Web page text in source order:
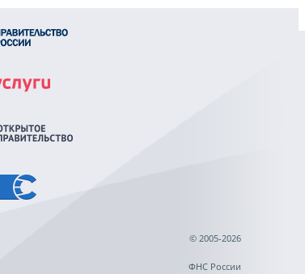
© 2005-2026
ФНС России